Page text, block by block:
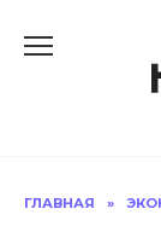
ГЛАВНАЯ »